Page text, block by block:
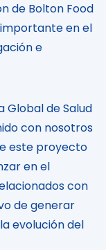
de Bolton Food
importante en el
e
Global de Salud
con nosotros
este proyecto
en el
con
de generar
evolución del